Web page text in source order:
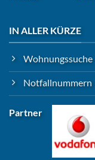
IN ALLER KÜRZE
Wohnungssuche
Notfallnummern
Partner